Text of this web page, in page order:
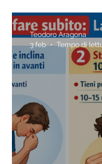
ORL (otorino)
Teodoro Aragona
3 feb
Tempo di